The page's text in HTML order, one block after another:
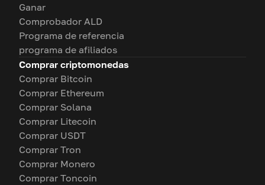
Ganar
Comprobador ALD
Programa de referencia
programa de afiliados
Comprar criptomonedas
Comprar Bitcoin
Comprar Ethereum
Comprar Solana
Comprar Litecoin
Comprar USDT
Comprar Tron
Comprar Monero
Comprar Toncoin